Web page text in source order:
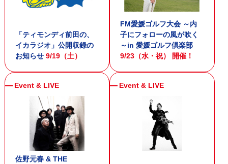
「ティモンディ前田の、
イカラジオ」公開収録の
お知らせ 9/19（土）
FM愛媛ゴルフ大会 ～内
子にフォローの風が吹く
～in 愛媛ゴルフ倶楽部
9/23（水・祝） 開催！
佐野元春 & THE